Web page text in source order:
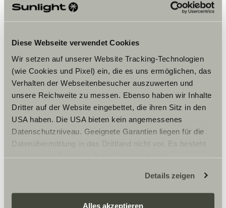
Diese Webseite verwendet Cookies
Wir setzen auf unserer Website Tracking-Technologien
(wie Cookies und Pixel) ein, die es uns ermöglichen, das
Verhalten der Webseitenbesucher auszuwerten und
unsere Reichweite zu messen. Ebenso haben wir Inhalte
Dritter auf der Website eingebettet, die ihren Sitz in den
USA haben. Die USA bieten kein angemessenes
Datenschutzniveau. Geeignete Garantien liegen für die
Datenübermittlung in das Drittland nicht vor. Es besteht
ein erhöhtes Risiko für Betroffene, da diesen
zustehen. Eingesetzte Dienstleister können Daten für
eigene Zwecke verarbeiten und mit anderen Daten
zusammenführen. Weitere Informationen finden Sie hier:
Details zeigen
Alles akzeptieren
Bitte akzeptiere die Marketing-
Cookies, um die Inhalte zu sehen.
Cookie-Einstellungen